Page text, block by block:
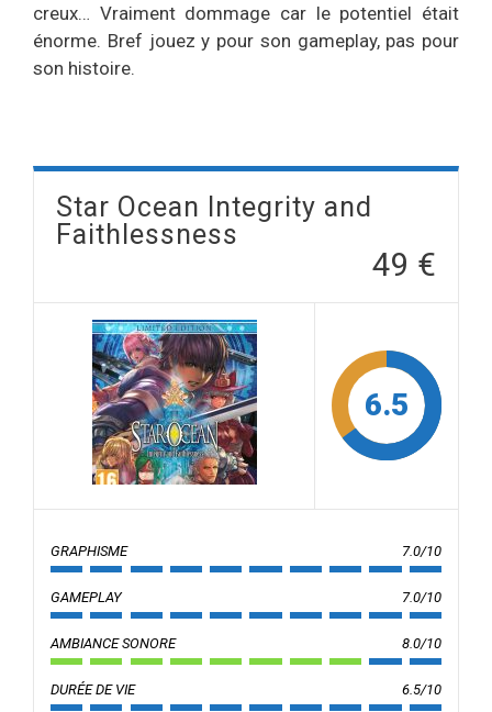
creux… Vraiment dommage car le potentiel était
énorme. Bref jouez y pour son gameplay, pas pour
son histoire.
Star Ocean Integrity and
Faithlessness
49 €
6.5
GRAPHISME 7.0/10
GAMEPLAY 7.0/10
AMBIANCE SONORE 8.0/10
DURÉE DE VIE 6.5/10